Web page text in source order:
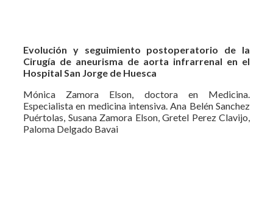
Evolución y seguimiento postoperatorio de la
Cirugía de aneurisma de aorta infrarrenal en el
Hospital San Jorge de Huesca
Mónica Zamora Elson, doctora en Medicina.
Especialista en medicina intensiva. Ana Belén Sanchez
Puértolas, Susana Zamora Elson, Gretel Perez Clavijo,
Paloma Delgado Bavai